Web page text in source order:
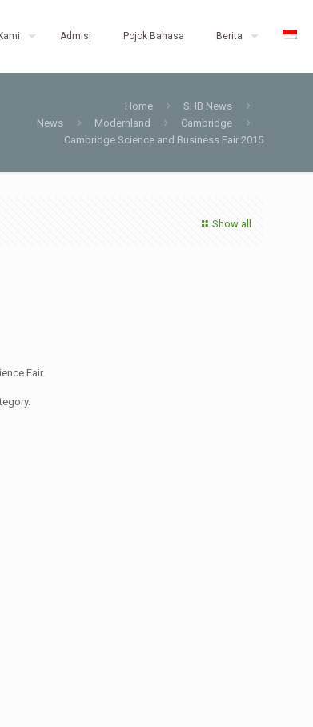
Admisi Pojok Bahasa Berita
Home
SHB News
News
Modernland
Cambridge
Cambridge Science and Business Fair 2015
Show all
Fair.